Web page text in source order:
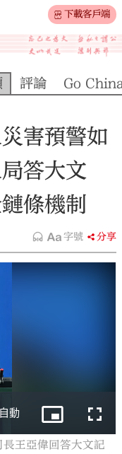
下載客戶端
評論 Go
害預警如
答大文
條機制
字號 分享
王亞偉回答大文記